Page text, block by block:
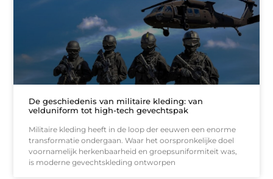
De geschiedenis van militaire kleding: van
velduniform tot high-tech gevechtspak
Militaire kleding heeft in de loop der eeuwen een enorme
transformatie ondergaan. Waar het oorspronkelijke doel
voornamelijk herkenbaarheid en groepsuniformiteit was,
is moderne gevechtskleding ontworpen